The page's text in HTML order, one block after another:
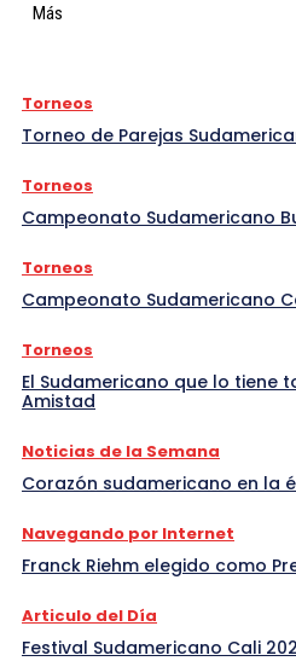
Más
Torneos
Torneo de Parejas
Torneos
Campeonato Sudamericano
Torneos
Campeonato Sudamericano
Torneos
El Sudamericano que lo tiene
Amistad
Noticias de la Semana
Corazón sudamericano en la
Navegando por Internet
Franck Riehm elegido como
Articulo del Día
Festival Sudamericano Cali